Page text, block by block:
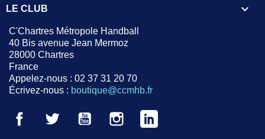
LE CLUB 
C'Chartres Métropole Handball
40 Bis avenue Jean Mermoz
28000 Chartres
France
Appelez-nous : 02 37 31 20 70
Écrivez-nous : boutique@ccmhb.fr
Facebook Twitter YouTube Instagram